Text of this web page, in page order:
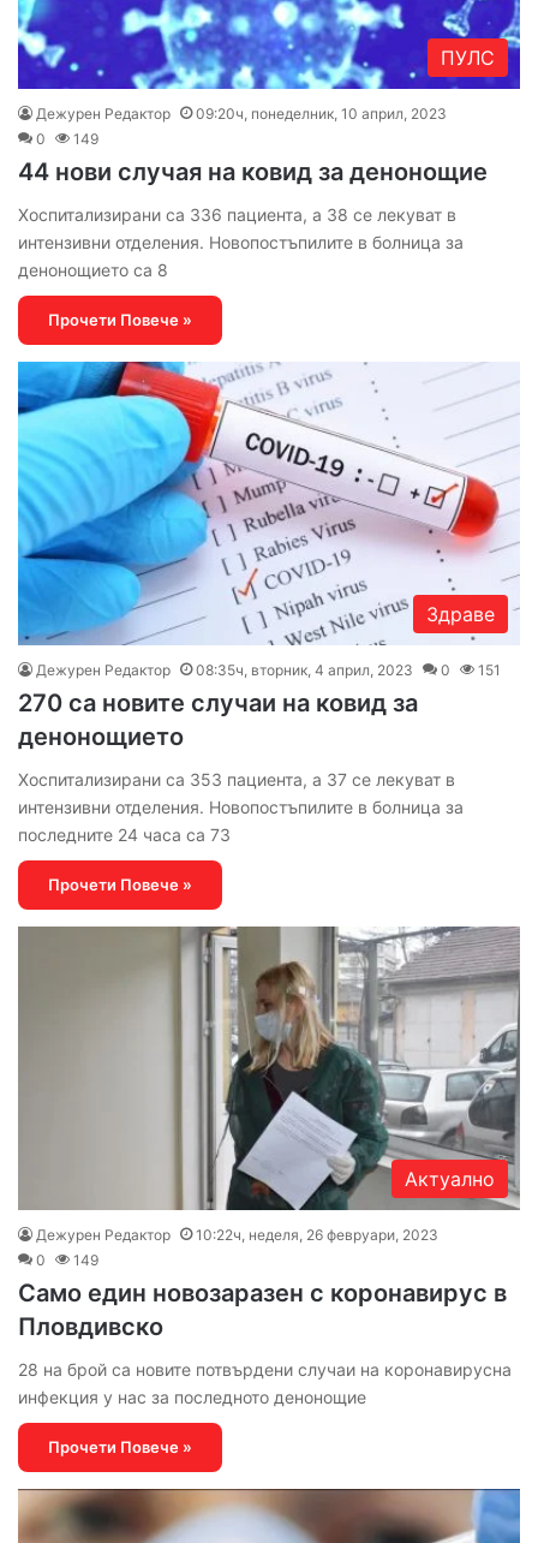
ПУЛС
Дежурен Редактор
09:20ч, понеделник, 10 април, 2023
0
149
44 нови случая на ковид за денонощие
Хоспитализирани са 336 пациента, а 38 се лекуват в
интензивни отделения. Новопостъпилите в болница за
денонощието са 8
Прочети Повече »
Здраве
Дежурен Редактор 08:35ч, вторник, 4 април, 2023 0 151
270 са новите случаи на ковид за
денонощието
Хоспитализирани са 353 пациента, а 37 се лекуват в
интензивни отделения. Новопостъпилите в болница за
последните 24 часа са 73
Прочети Повече »
Актуално
Дежурен Редактор
10:22ч, неделя, 26 февруари, 2023
0
149
Само един новозаразен с коронавирус в
Пловдивско
28 на брой са новите потвърдени случаи на коронавирусна
инфекция у нас за последното денонощие
Прочети Повече »